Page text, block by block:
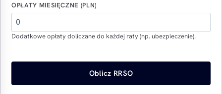
OPŁATY MIESIĘCZNE (PLN)
Dodatkowe opłaty doliczane do każdej raty (np. ubezpieczenie).
Oblicz RRSO